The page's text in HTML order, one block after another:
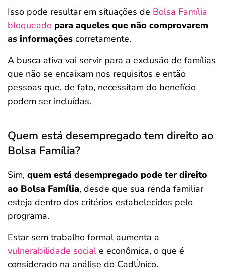
Isso pode resultar em situações de Bolsa Família
bloqueado para aqueles que não comprovarem
as informações corretamente.
A busca ativa vai servir para a exclusão de famílias
que não se encaixam nos requisitos e então
pessoas que, de fato, necessitam do benefício
podem ser incluídas.
Quem está desempregado tem direito ao
Bolsa Família?
Sim, quem está desempregado pode ter direito
ao Bolsa Família, desde que sua renda familiar
esteja dentro dos critérios estabelecidos pelo
programa.
Estar sem trabalho formal aumenta a
vulnerabilidade sociale econômica, o que é
considerado na análise do CadÚnico.